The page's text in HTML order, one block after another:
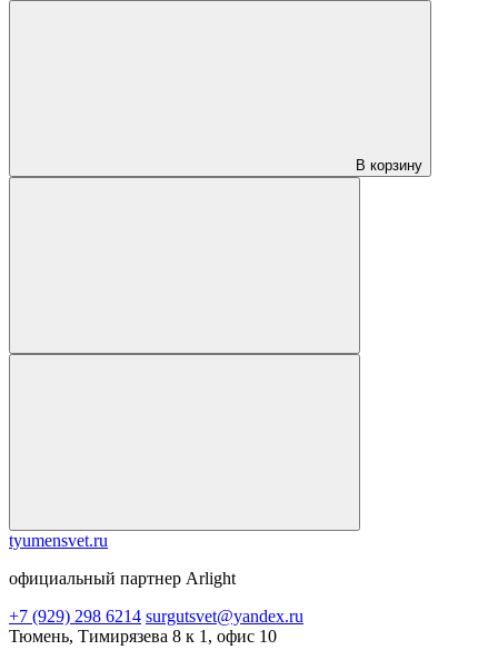
В корзину
tyumensvet.ru
официальный партнер Arlight
+7 (929) 298 6214 surgutsvet@yandex.ru
Тюмень, Тимирязева 8 к 1, офис 10